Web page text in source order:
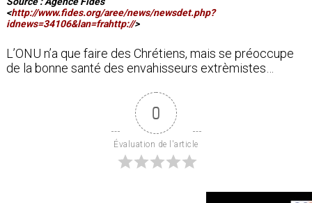
<http://www.fides.org/aree/news/newsdet.php?
idnews=34106&lan=frahttp://>
L’ONU n’a que faire des Chrétiens, mais se préoccupe
de la bonne santé des envahisseurs extrèmistes…
0
Évaluation de l'article